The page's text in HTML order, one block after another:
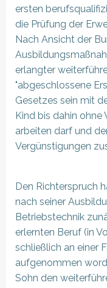
ersten
die Prüfung der
Nach Ansicht der
erlangter
"abgeschlossene
Gesetzes sein mit
Kind bis dahin
arbeiten darf und
Vergünstigungen
Den Richterspruch
nach seiner
Betriebstechnik
erlernten Beruf (in
schließlich an einer
aufgenommen
Sohn den